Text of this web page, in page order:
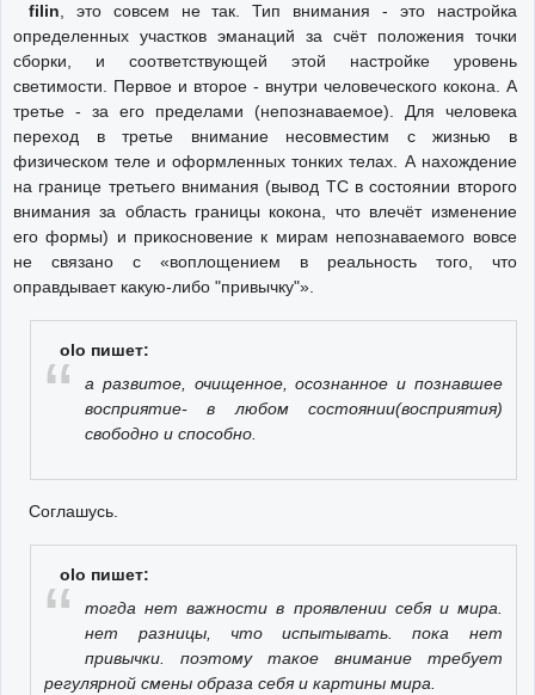
filin , это совсем не так. Тип внимания - это настройка
определенных участков эманаций за счёт положения точки
сборки, и соответствующей этой настройке уровень
светимости. Первое и второе - внутри человеческого кокона. А
третье - за его пределами (непознаваемое). Для человека
переход в третье внимание несовместим с жизнью в
физическом теле и оформленных тонких телах. А нахождение
на границе третьего внимания (вывод ТС в состоянии второго
внимания за область границы кокона, что влечёт изменение
его формы) и прикосновение к мирам непознаваемого вовсе
не связано с «воплощением в реальность того, что
оправдывает какую-либо "привычку"».
olo пишет:
а развитое, очищенное, осознанное и познавшее
восприятие- в любом состоянии(восприятия)
свободно и способно.
Соглашусь.
olo пишет:
тогда нет важности в проявлении себя и мира.
нет разницы, что испытывать. пока нет
привычки. поэтому такое внимание требует
регулярной смены образа себя и картины мира.